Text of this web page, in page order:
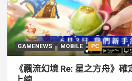
GAMENEWS MOBILE PC
《飄流幻境 Re: 星之方舟》